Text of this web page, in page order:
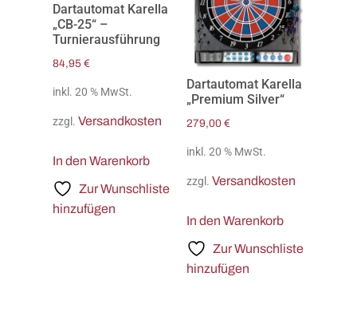
Dartautomat Karella
„CB-25“ –
Turnierausführung
84,95 €
inkl. 20 % MwSt.
zzgl. Versandkosten
In den Warenkorb
Zur Wunschliste
hinzufügen
Dartautomat Karella
„Premium Silver“
279,00 €
inkl. 20 % MwSt.
zzgl. Versandkosten
In den Warenkorb
Zur Wunschliste
hinzufügen